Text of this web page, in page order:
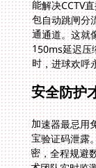
时，进球欢呼
安全防护
加速器最忌用
宝验证码泄露
密，全程规避
术团队实时监